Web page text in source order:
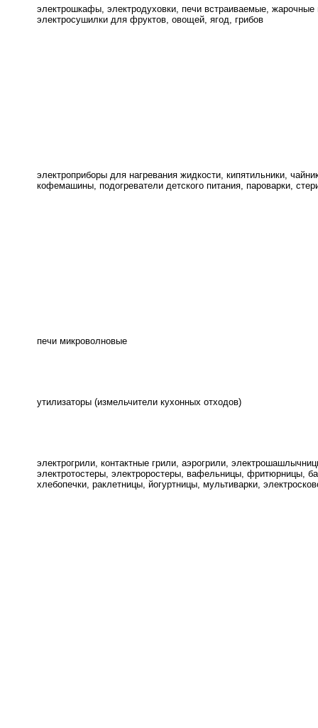
электрошкафы, электродуховки, печи встраиваемые,
электросушилки для фруктов, овощей, ягод, грибов
электроприборы для нагревания жидкости, кипятильники,
кофемашины, подогреватели детского питания, пароварки,
печи микроволновые
утилизаторы (измельчители кухонных отходов)
электрогрили, контактные грили, аэрогрили,
электротостеры, электроростеры, вафельницы, фритюрницы,
хлебопечки, раклетницы, йогуртницы, мультиварки,